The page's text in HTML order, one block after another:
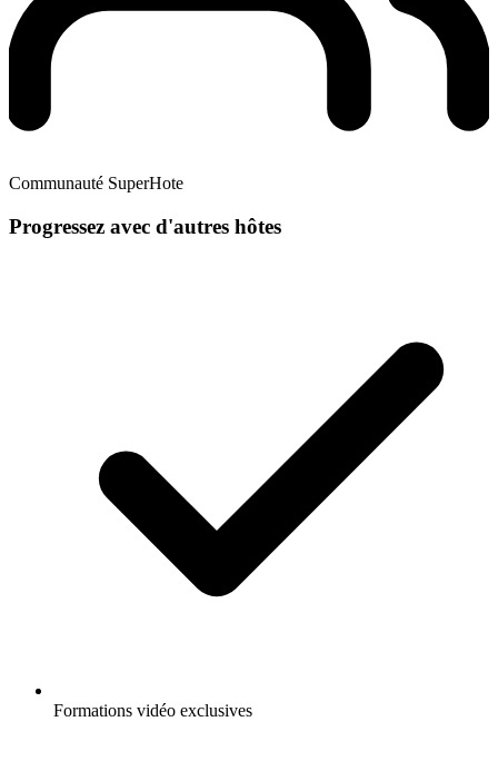
Communauté SuperHote
Progressez avec d'autres hôtes
Formations vidéo exclusives